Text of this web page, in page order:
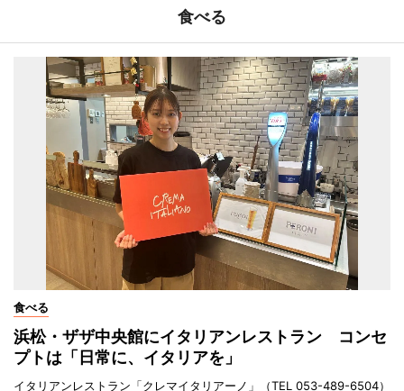
食べる
食べる
浜松・ザザ中央館にイタリアンレストラン コンセ
プトは「日常に、イタリアを」
イタリアンレストラン「クレマイタリアーノ」（TEL 053-489-6504）